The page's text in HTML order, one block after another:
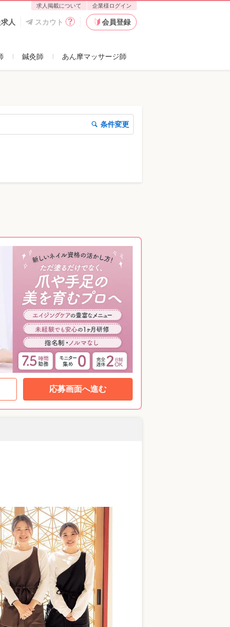
求人掲載について 企業様ログイン
人 スカウト 会員登録
鍼灸師 あん摩マッサージ師
条件変更
応募画面へ進む